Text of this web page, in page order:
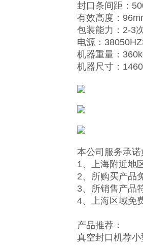
封口条间距：
有效高度：
包装能力：2-3
电源：
机器重量：
机器尺寸：
本公司服务承
1、上海附近地
2、所购买产品
3、所销售产品
4、上海区域免
产品推荐：
真空封口机荐小